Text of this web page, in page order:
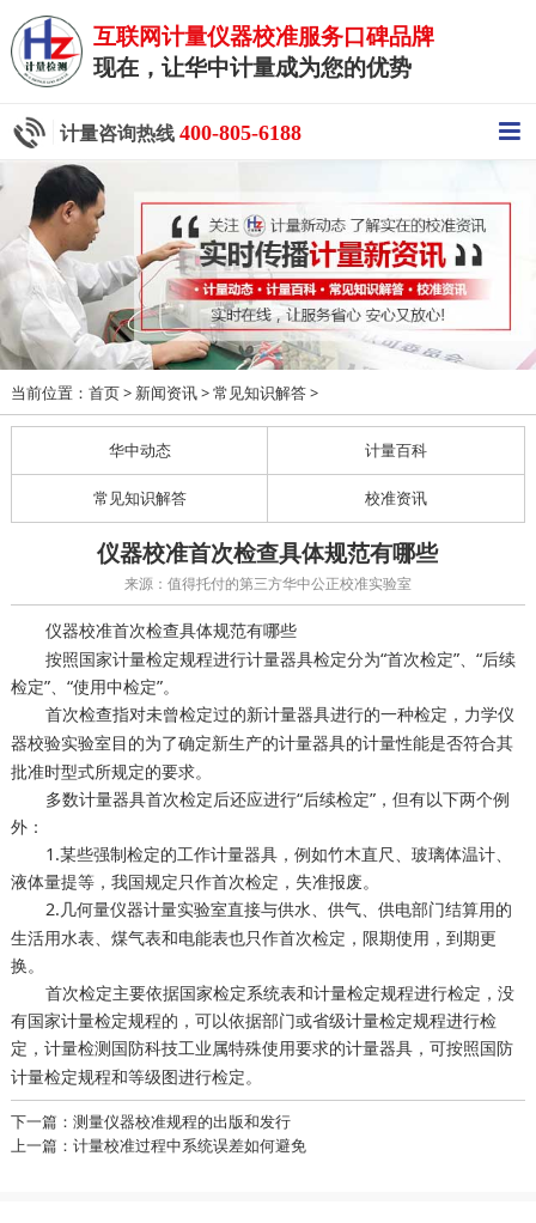
互联网计量仪器校准服务口碑品牌
现在，让华中计量成为您的优势
计量咨询热线 400-805-6188
当前位置： 首页> 新闻资讯> 常见知识解答>
华中动态 计量百科
常见知识解答 校准资讯
仪器校准首次检查具体规范有哪些
来源：值得托付的第三方华中公正校准实验室
仪器校准首次检查具体规范有哪些
按照国家计量检定规程进行计量器具检定分为“首次检定”、“后续
检定”、“使用中检定”。
首次检查指对未曾检定过的新计量器具进行的一种检定， 力学仪
器校验实验室目的为了确定新生产的计量器具的计量性能是否符合其
批准时型式所规定的要求。
多数计量器具首次检定后还应进行“后续检定”，但有以下两个例
外：
1.某些强制检定的工作计量器具，例如竹木直尺、玻璃体温计、
液体量提等，我国规定只作首次检定，失准报废。
2.几何量仪器计量实验室直接与供水、供气、供电部门结算用的
生活用水表、煤气表和电能表也只作首次检定，限期使用，到期更
换。
首次检定主要依据国家检定系统表和计量检定规程进行检定，没
有国家计量检定规程的，可以依据部门或省级计量检定规程进行检
定， 计量检测 国防科技工业属特殊使用要求的计量器具，可按照国防
计量检定规程和等级图进行检定。
下一篇：测量仪器校准规程的出版和发行
上一篇：计量校准过程中系统误差如何避免